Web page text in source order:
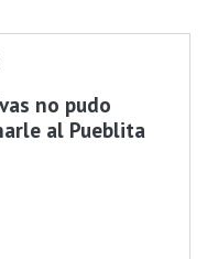
no pudo
al Pueblita